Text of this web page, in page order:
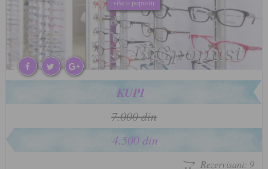
više o popustu
više o popustu
KUPI
7.000 din
4.500 din
Rezervisani: 9